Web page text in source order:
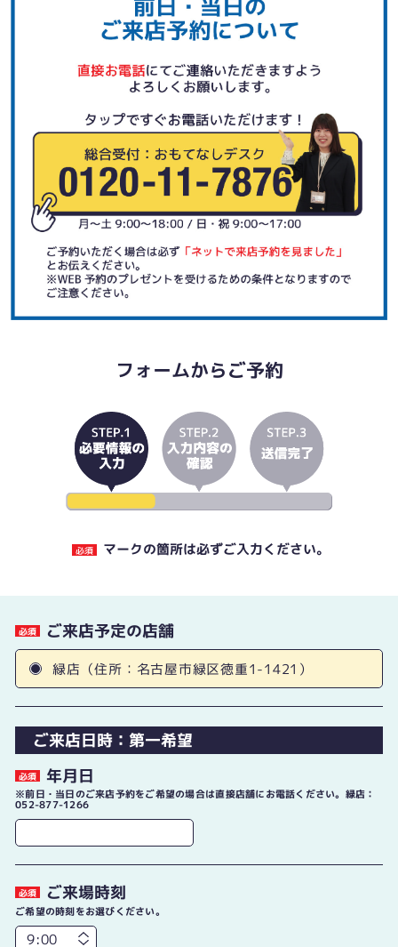
フォームからご予約
必須 マークの箇所は必ずご入力ください。
必須 ご来店予定の店舗
緑店（住所：名古屋市緑区徳重1-1421）
ご来店日時：第一希望
必須 年月日
※前日・当日のご来店予約をご希望の場合は直接店舗にお電話ください。緑店：
052-877-1266
必須 ご来場時刻
ご希望の時刻をお選びください。